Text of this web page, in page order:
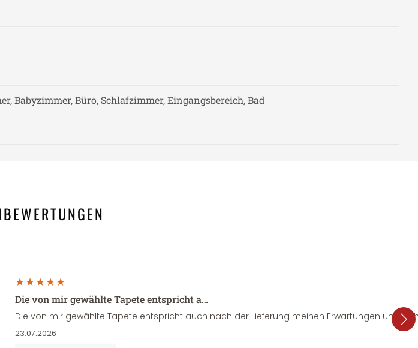
Babyzimmer, Büro, Schlafzimmer, Eingangsbereich, Bad
Die von mir gewählte Tapete entspricht a…
Die von mir gewählte Tapete entspricht auch nach der Lieferung meinen Erwartungen und
23.07.2026